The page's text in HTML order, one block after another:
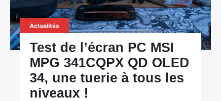
Actualités
Test de l’écran PC MSI
MPG 341CQPX QD OLED
34, une tuerie à tous les
niveaux !